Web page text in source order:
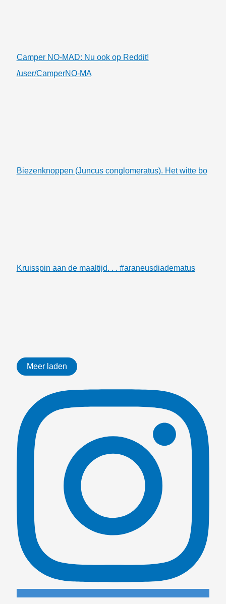
Camper NO-MAD: Nu ook op Reddit!
/user/CamperNO-MA
Biezenknoppen (Juncus conglomeratus). Het witte bo
Kruisspin aan de maaltijd. . . #araneusdiadematus
Meer laden